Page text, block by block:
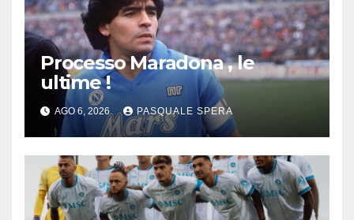
Processo Maradona , le
ultime !
AGO 6, 2026 PASQUALE SPERA